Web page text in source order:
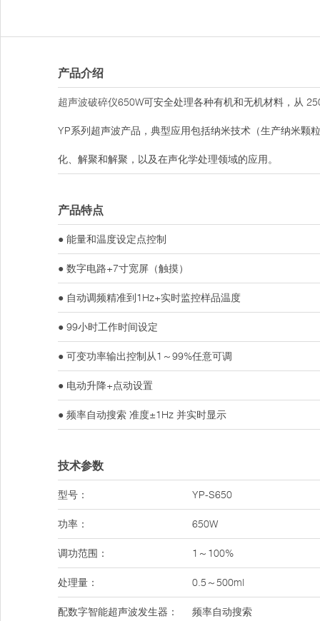
产品介绍
超声波破碎仪650W可安全处理各种有机和无机材料，从
YP系列超声波产品，典型应用包括纳米技术（生产纳米颗
化、解聚和解聚，以及在声化学处理领域的应用。
产品特点
● 能量和温度设定点控制
● 数字电路+7寸宽屏（触摸）
● 自动调频精准到1Hz+实时监控样品温度
● 99小时工作时间设定
● 可变功率输出控制从1～99%任意可调
● 电动升降+点动设置
● 频率自动搜索 准度±1Hz 并实时显示
技术参数
型号： YP-S650
功率： 650W
调功范围： 1～100%
处理量： 0.5～500ml
配数字智能超声波发生器： 频率自动搜索